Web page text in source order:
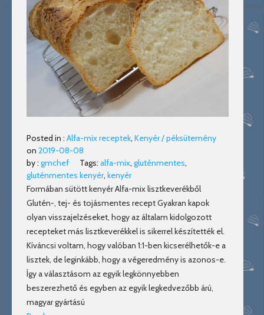
Posted in : Alfa-mix receptek, Kenyér / péksütemény
on 2019-08-08
by : gmchef Tags: alfa-mix, gluténmentes,
gluténmentes kenyér, kenyér
Formában sütött kenyér Alfa-mix lisztkeverékből
Glutén-, tej- és tojásmentes recept Gyakran kapok
olyan visszajelzéseket, hogy az általam kidolgozott
recepteket más lisztkeverékkel is sikerrel készítették el.
Kíváncsi voltam, hogy valóban 1:1-ben kicserélhetők-e a
lisztek, de leginkább, hogy a végeredmény is azonos-e.
Így a választásom az egyik legkönnyebben
beszerezhető és egyben az egyik legkedvezőbb árú,
magyar gyártású